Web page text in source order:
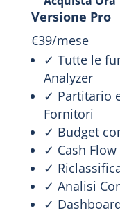
Versione Pro
€39/mese
✓ Tutte le
Analyzer
✓ Partitario
Fornitori
✓ Budget
✓ Cash Flow
✓
✓ Analisi
✓